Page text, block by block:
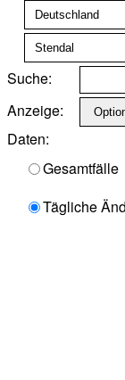
Suche:
Anzeige:
Daten:
Gesamtfälle
Tägliche